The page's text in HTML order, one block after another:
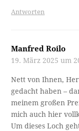
Antworten
Manfred Roilo
19. März 2025 um
Nett von Ihnen,
gedacht haben –
meinem großen
mich auch hier
Um dieses Loch